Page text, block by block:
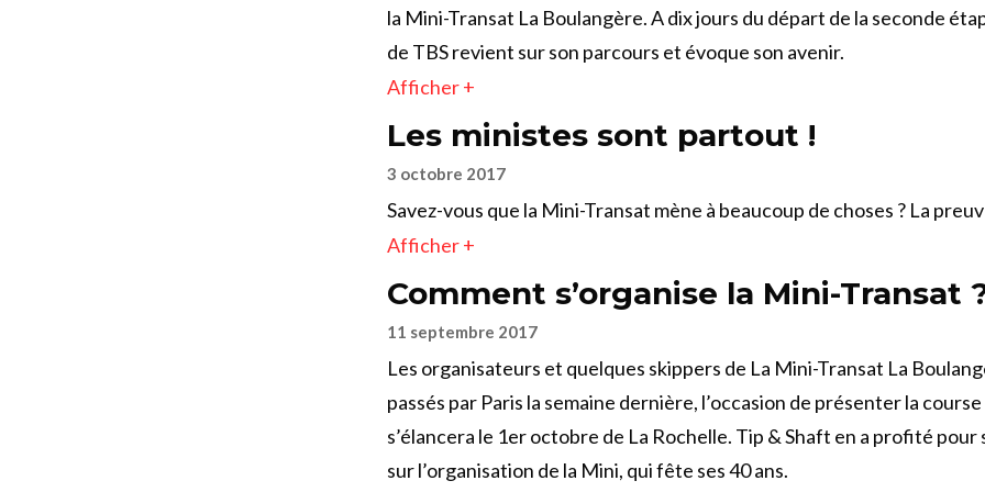
la Mini-Transat La Boulangère. A dix jours du départ de la seconde
de TBS revient sur son parcours et évoque son avenir.
Afficher +
Les ministes sont partout !
3 octobre 2017
Savez-vous que la Mini-Transat mène à beaucoup de choses ? La
Afficher +
Comment s’organise la Mini-Transat
11 septembre 2017
Les organisateurs et quelques skippers de La Mini-Transat La
passés par Paris la semaine dernière, l’occasion de présenter la
s’élancera le 1er octobre de La Rochelle. Tip & Shaft en a profité pour
sur l’organisation de la Mini, qui fête ses 40 ans.